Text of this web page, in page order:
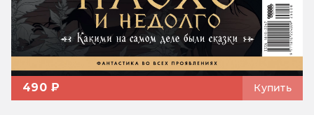
490 ₽ Купить